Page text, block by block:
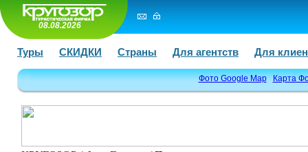
08.08.2026
Туры СКИДКИ Страны Для агентств Для
Фото Google Map Карта